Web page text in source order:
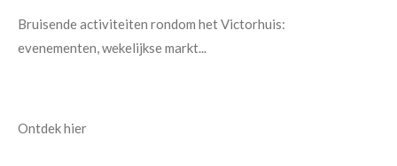
Bruisende activiteiten rondom het Victorhuis:
evenementen, wekelijkse markt...
Ontdek hier